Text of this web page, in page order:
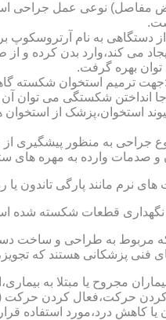
مفاصل) نوعی عمل جراحی
دستگاهی به نام
می کند،وارد بدن کرده و
بهره گرفت.
:جهت ترمیم استخوان شکسته
جا انداختن شکستگی می توان
استخوان،پزشک از
جراحی به منظور پیشگیری
صدمات وارده به مهره های
های نرم مانند پارگی تاندون یا
قطعات شکسته شده
مربوط به طراحی و ساخت
فنی پزشکانی هستند که
مجروح یا مبتلا به
کردن حرکت،فعال کردن حرکت
کاهش درد،مورد استفاده